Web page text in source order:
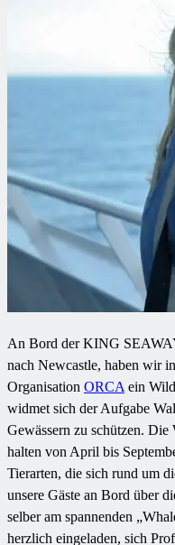
An Bord der KING
nach Newcastle, haben wir
Organisation ORCA ein
widmet sich der Aufgabe
Gewässern zu schützen.
halten von April bis
Tierarten, die sich rund um
unsere Gäste an Bord über
selber am spannenden
herzlich eingeladen, sich